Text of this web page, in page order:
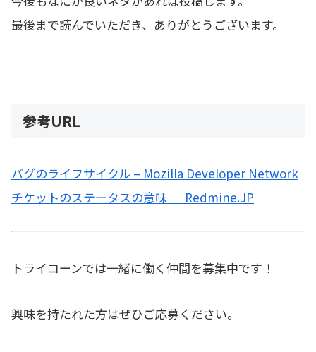
最後まで読んでいただき、ありがとうございます。
参考URL
バグのライフサイクル – Mozilla Developer Network
チケットのステータスの意味 — Redmine.JP
トライコーンでは一緒に働く仲間を募集中です！
興味を持たれた方はぜひご応募ください。